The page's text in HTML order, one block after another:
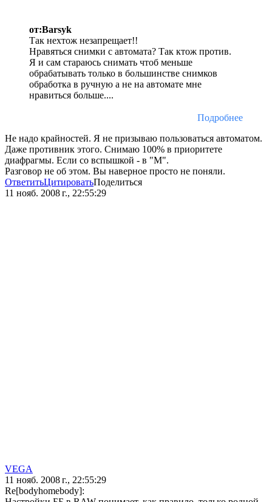
от:Barsyk
Так нехтож незапрещает!!
Нравяться снимки с автомата? Так ктож против.
Я и сам стараюсь снимать чтоб меньше
обрабатывать только в большинстве снимков
обработка в ручную а не на автомате мне
нравиться больше....
Подробнее
Не надо крайностей. Я не призываю пользоваться автоматом.
Даже противник этого. Снимаю 100% в приоритете
диафрагмы. Если со вспышкой - в "М".
Разговор не об этом. Вы наверное просто не поняли.
ОтветитьЦитироватьПоделиться
11 нояб. 2008 г., 22:55:29
VEGA
11 нояб. 2008 г., 22:55:29
Re[bodyhomebody]: